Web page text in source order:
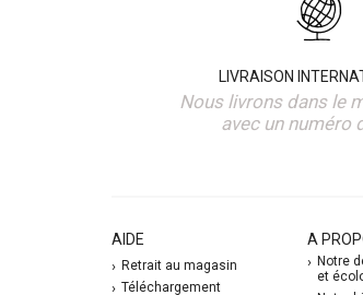
LIVRAISON
Nous livrons dans le
avec un numéro
AIDE
Retrait au magasin
Téléchargement
A
Notre
et